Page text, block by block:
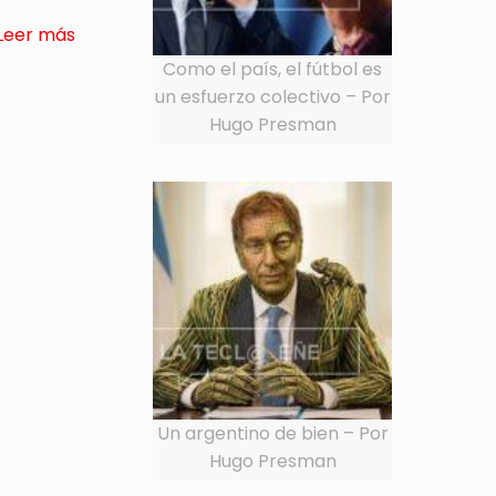
más
Como el país, el fútbol es
un esfuerzo colectivo – Por
Hugo Presman
Un argentino de bien – Por
Hugo Presman